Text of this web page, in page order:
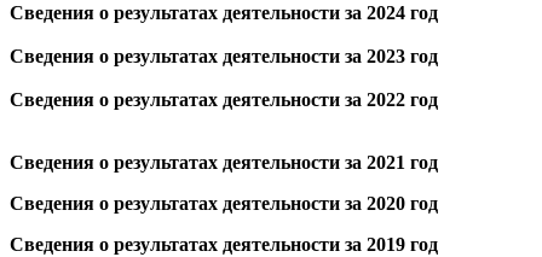
Сведения о результатах деятельности за 2024 год
Сведения о результатах деятельности за 2023 год
Сведения о результатах деятельности за 2022 год
Сведения о результатах деятельности за 2021 год
Сведения о результатах деятельности за 2020 год
Сведения о результатах деятельности за 2019 год